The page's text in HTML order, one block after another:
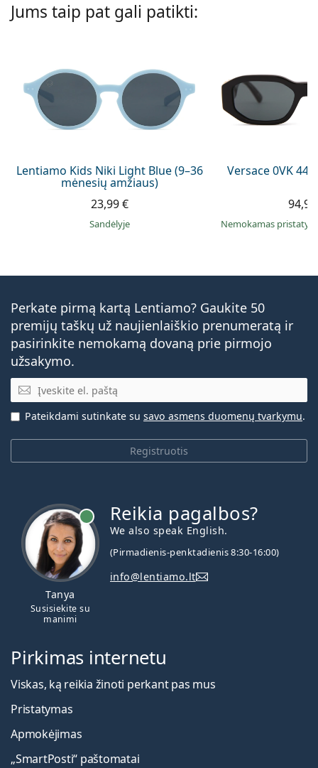
Jums taip pat gali patikti:
Lentiamo Kids Niki Light Blue (9–36
mėnesių amžiaus)
23,99 €
Sandėlyje
Versace 0VK
Nemokamas
Perkate pirmą kartą Lentiamo? Gaukite 50
premijų taškų už naujienlaiškio prenumeratą ir
pasirinkite nemokamą dovaną prie pirmojo
užsakymo.
El. pašto adresas
Registruotis
Pateikdami sutinkate su savo asmens duomenų tvarkymu.
Tanya
Susisiekite su
manimi
Reikia pagalbos?
We also speak English.
(Pirmadienis-penktadienis 8:30-16:00)
info@lentiamo.lt
Pirkimas internetu
Viskas, ką reikia žinoti perkant pas mus
Pristatymas
Apmokėjimas
„SmartPosti“ paštomatai